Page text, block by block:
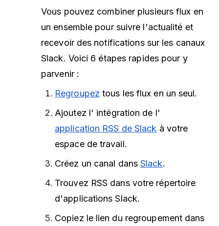
Vous pouvez combiner plusieurs flux en
un ensemble pour suivre l'actualité et
recevoir des notifications sur les canaux
Slack. Voici 6 étapes rapides pour y
parvenir :
Regroupez tous les flux en un seul.
Ajoutez l' intégration de l'
application RSS de Slack à votre
espace de travail.
Créez un canal dansSlack.
Trouvez RSS dans votre répertoire
d'applications Slack.
Copiez le lien du regroupement dans